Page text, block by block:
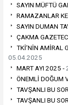
SAYIN MÜFTÜ
RAMAZANLAR
SAYIN DUMAN
ÇAKMA
TKİ’NİN AMİRAL
05.04.2025
MART AYI 2025 -
ÖNEMLİ DOĞUM
TAVŞANLI BU
TAVŞANLI BU